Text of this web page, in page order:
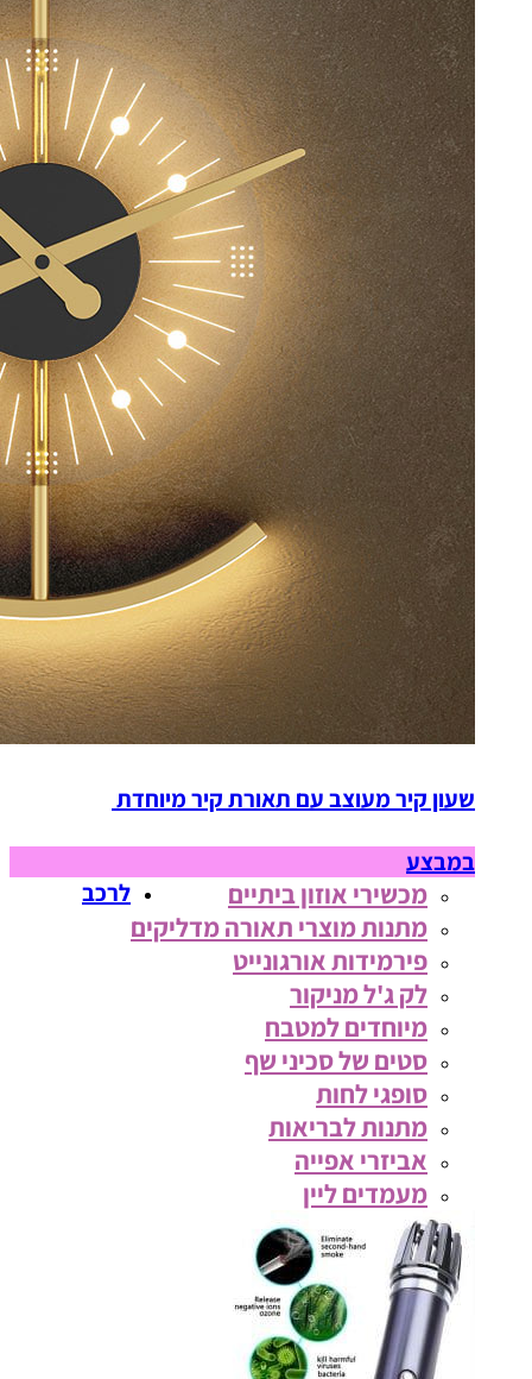
שעון קיר מעוצב עם תאורת קיר מיוחדת
במבצע
מכשירי אוזון ביתיים
מתנות מוצרי תאורה מדליקים
פירמידות אורגונייט
לק ג'ל מניקור
מיוחדים למטבח
סטים של סכיני שף
סופגי לחות
מתנות לבריאות
אביזרי אפייה
מעמדים ליין
לרכב